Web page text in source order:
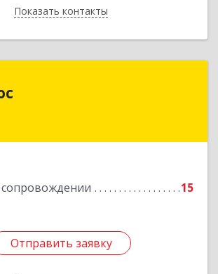
Показать контакты
Назад
15
Отправить заявку
обл, г.о. Дмитровский,
Отправить заявку